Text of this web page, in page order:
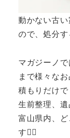
動かない古
ので、処分
マガジーノ
まで様々な
積もりだけで
生前整理、
富山県内、
す🙆‍♂️